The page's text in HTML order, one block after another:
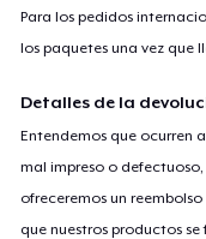
Para los pedidos
los paquetes una vez que
Detalles de la
Entendemos que ocurren
mal impreso o
ofreceremos un
que nuestros productos